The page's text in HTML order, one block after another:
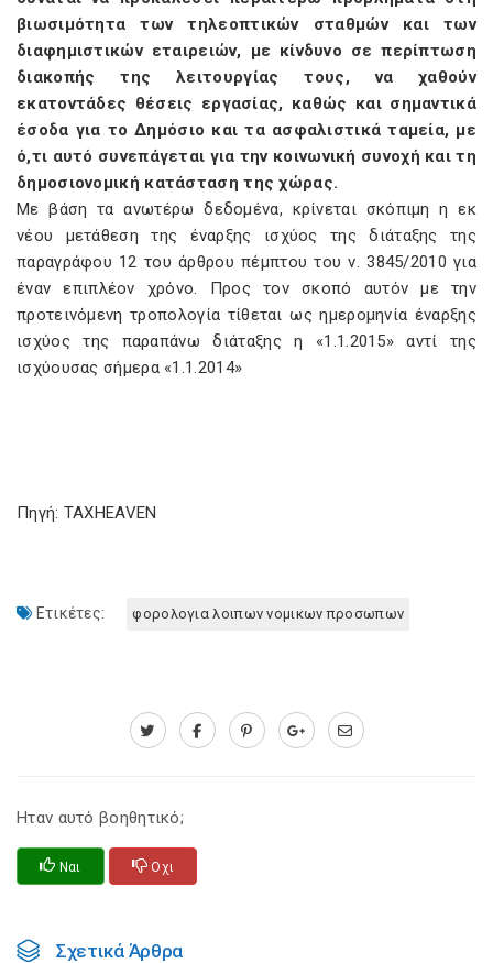
βιωσιμότητα των τηλεοπτικών σταθμών και των
διαφημιστικών εταιρειών, με κίνδυνο σε περίπτωση
διακοπής της λειτουργίας τους, να χαθούν
εκατοντάδες θέσεις εργασίας, καθώς και σημαντικά
έσοδα για το Δημόσιο και τα ασφαλιστικά ταμεία, με
ό,τι αυτό συνεπάγεται για την κοινωνική συνοχή και τη
δημοσιονομική κατάσταση της χώρας.
Με βάση τα ανωτέρω δεδομένα, κρίνεται σκόπιμη η εκ
νέου μετάθεση της έναρξης ισχύος της διάταξης της
παραγράφου 12 του άρθρου πέμπτου του ν. 3845/2010 για
έναν επιπλέον χρόνο. Προς τον σκοπό αυτόν με την
προτεινόμενη τροπολογία τίθεται ως ημερομηνία έναρξης
ισχύος της παραπάνω διάταξης η «1.1.2015» αντί της
ισχύουσας σήμερα «1.1.2014»
Πηγή: TAXHEAVEN
Ετικέτες: φορολογια λοιπων νομικων προσωπων
Ηταν αυτό βοηθητικό;
Ναι Οχι
Σχετικά Άρθρα